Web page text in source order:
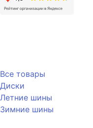
Все товары
Диски
Летние шины
Зимние шины